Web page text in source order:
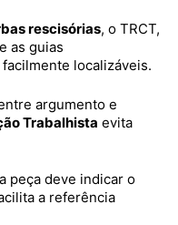
rescisórias, o TRCT,
as guias
localizáveis.
argumento e
Trabalhista evita
peça deve indicar o
a referência